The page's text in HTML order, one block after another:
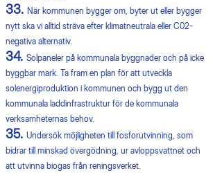
33. När kommunen bygger om, byter ut eller bygger
nytt ska vi alltid sträva efter klimatneutrala eller C02-
negativa alternativ.
34. Solpaneler på kommunala byggnader och på icke
byggbar mark. Ta fram en plan för att utveckla
solenergiproduktion i kommunen och bygg ut den
kommunala laddinfrastruktur för de kommunala
verksamheternas behov.
35. Undersök möjligheten till fosforutvinning, som
bidrar till minskad övergödning, ur avloppsvattnet och
att utvinna biogas från reningsverket.